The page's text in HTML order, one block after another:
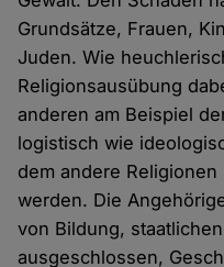
Grundsätze, Frauen,
Juden. Wie
Religionsausübung
anderen am Beispiel
logistisch wie
dem andere
werden. Die
von Bildung,
ausgeschlossen,